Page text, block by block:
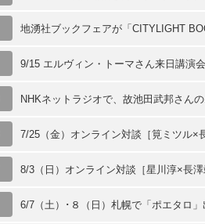
地湧社ブックフェアが「CITYLIGHT
9/15 エルヴィン・トーマさん来日講演
NHKネットラジオで、故池田武邦さん
7/25（金）オンライン対談［筧ミツル×
8/3（日）オンライン対談［星川淳×長
6/7（土）･８（日）札幌で「ポエタロ